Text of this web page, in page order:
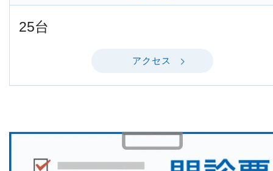
25台
アクセス